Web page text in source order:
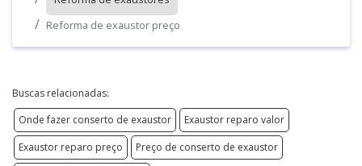
Reforma de exaustor preço
Buscas relacionadas:
Onde fazer conserto de exaustor
Exaustor reparo valor
Exaustor reparo preço
Preço de conserto de exaustor